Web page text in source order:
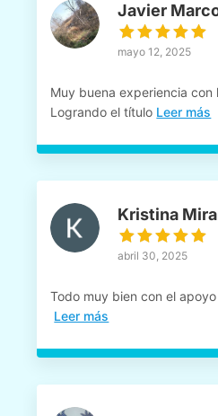
Javier
mayo 12, 2025
Muy buena experiencia con
Logrando el título Leer más
Kristina
abril 30, 2025
Todo muy bien con el
Leer más